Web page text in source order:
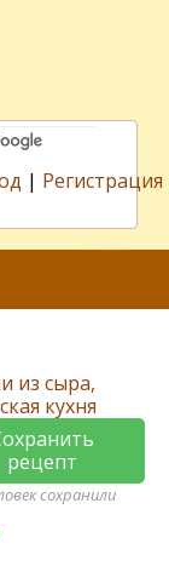
| Регистрация
из сыра,
кухня
рецепт
сохранили